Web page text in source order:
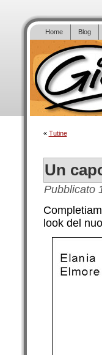
Home Blog
« Tutine
Un
Pubblicato
look del